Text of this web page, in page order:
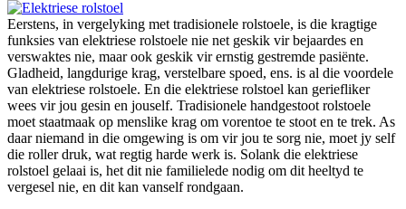
Eerstens, in vergelyking met tradisionele rolstoele, is die kragtige
funksies van elektriese rolstoele nie net geskik vir bejaardes en
verswaktes nie, maar ook geskik vir ernstig gestremde pasiënte.
Gladheid, langdurige krag, verstelbare spoed, ens. is al die voordele
van elektriese rolstoele. En die elektriese rolstoel kan geriefliker
wees vir jou gesin en jouself. Tradisionele handgestoot rolstoele
moet staatmaak op menslike krag om vorentoe te stoot en te trek. As
daar niemand in die omgewing is om vir jou te sorg nie, moet jy self
die roller druk, wat regtig harde werk is. Solank die elektriese
rolstoel gelaai is, het dit nie familielede nodig om dit heeltyd te
vergesel nie, en dit kan vanself rondgaan.